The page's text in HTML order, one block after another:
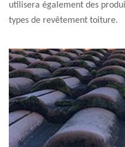
utilisera également des
types de revêtement toiture.